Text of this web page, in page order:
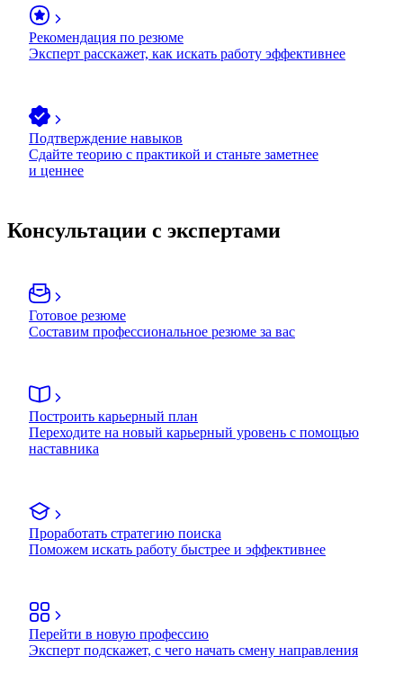
Рекомендация по резюме
Эксперт расскажет, как искать работу эффективнее
Подтверждение навыков
Сдайте теорию с практикой и станьте заметнее
и ценнее
Консультации с экспертами
Готовое резюме
Составим профессиональное резюме за вас
Построить карьерный план
Переходите на новый карьерный уровень с помощью
наставника
Проработать стратегию поиска
Поможем искать работу быстрее и эффективнее
Перейти в новую профессию
Эксперт подскажет, с чего начать смену направления